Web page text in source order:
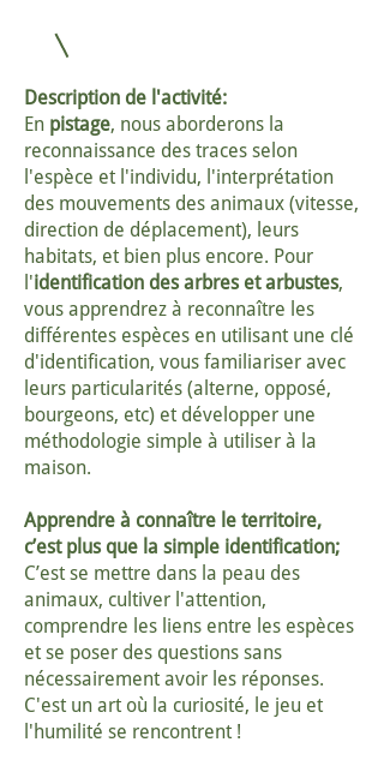
Description de l'activité:
En pistage, nous aborderons la
reconnaissance des traces selon
l'espèce et l'individu, l'interprétation
des mouvements des animaux (vitesse,
direction de déplacement), leurs
habitats, et bien plus encore. Pour
l'identification des arbres et arbustes,
vous apprendrez à reconnaître les
différentes espèces en utilisant une clé
d'identification, vous familiariser avec
leurs particularités (alterne, opposé,
bourgeons, etc) et développer une
méthodologie simple à utiliser à la
maison.
Apprendre à connaître le territoire,
c’est plus que la simple identification;
C’est se mettre dans la peau des
animaux, cultiver l'attention,
comprendre les liens entre les espèces
et se poser des questions sans
nécessairement avoir les réponses.
C'est un art où la curiosité, le jeu et
l'humilité se rencontrent !